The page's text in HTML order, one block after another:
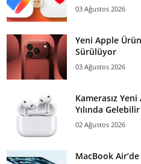
03 Ağustos 2026
Yeni Apple
Sürülüyor
03 Ağustos 2026
Kamerasız
Yılında Gelebilir
02 Ağustos 2026
MacBook